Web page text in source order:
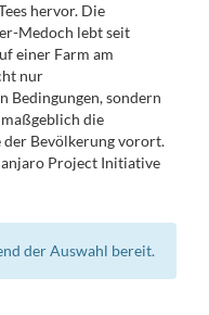
hervor. Die
Medoch lebt seit
einer Farm am
nur
Bedingungen, sondern
die
der Bevölkerung vorort.
Project Initiative
der Auswahl bereit.